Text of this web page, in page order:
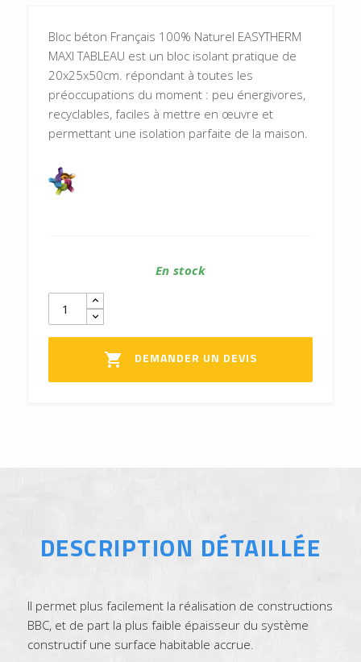
Bloc béton Français 100% Naturel EASYTHERM
MAXI TABLEAU est un bloc isolant pratique de
20x25x50cm. répondant à toutes les
préoccupations du moment : peu énergivores,
recyclables, faciles à mettre en œuvre et
permettant une isolation parfaite de la maison.
En stock
 DEMANDER UN DEVIS
DESCRIPTION DÉTAILLÉE
Il permet plus facilement la réalisation de constructions
BBC, et de part la plus faible épaisseur du système
constructif une surface habitable accrue.